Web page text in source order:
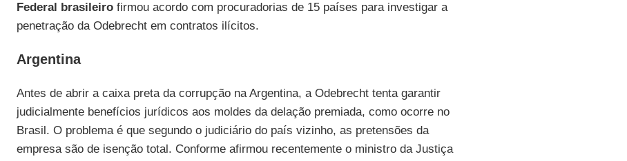
Federal brasileirofirmou acordo com procuradorias de 15 países para investigar a
penetração da Odebrecht em contratos ilícitos.
Argentina
Antes de abrir a caixa preta da corrupção na Argentina, a Odebrecht tenta garantir
judicialmente benefícios jurídicos aos moldes da delação premiada, como ocorre no
Brasil. O problema é que segundo o judiciário do país vizinho, as pretensões da
empresa são de isenção total. Conforme afirmou recentemente o ministro da Justiça